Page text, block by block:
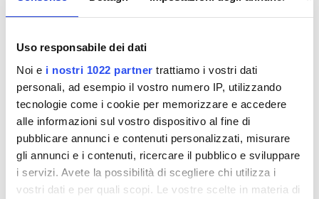
Uso responsabile dei dati
Noi e i nostri 1022 partner trattiamo i vostri dati
personali, ad esempio il vostro numero IP, utilizzando
tecnologie come i cookie per memorizzare e accedere
alle informazioni sul vostro dispositivo al fine di
pubblicare annunci e contenuti personalizzati, misurare
gli annunci e i contenuti, ricercare il pubblico e sviluppare
i servizi. Avete la possibilità di scegliere chi utilizza i
vostri dati e per quali scopi. Le vostre scelte in materia di
principi dell'Azienda. Le nostre azioni sono guidate
dal dialogo e dal rispetto reciproco.